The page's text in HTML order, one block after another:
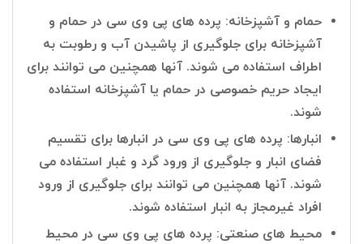
حمام و آشپزخانه: پرده های پی وی سی در حمام و
آشپزخانه برای جلوگیری از پاشیدن آب و رطوبت به
اطراف استفاده می شوند. آنها همچنین می توانند برای
ایجاد حریم خصوصی در حمام یا آشپزخانه استفاده
شوند.
انبارها: پرده های پی وی سی در انبارها برای تقسیم
فضای انبار و جلوگیری از ورود گرد و غبار استفاده می
شوند. آنها همچنین می توانند برای جلوگیری از ورود
افراد غیرمجاز به انبار استفاده شوند.
محیط های صنعتی: پرده های پی وی سی در محیط